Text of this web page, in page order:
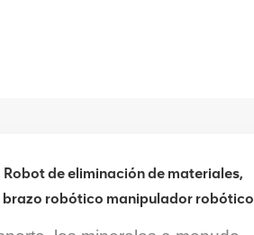
de eliminación de materiales,
brazo robótico manipulador robótico